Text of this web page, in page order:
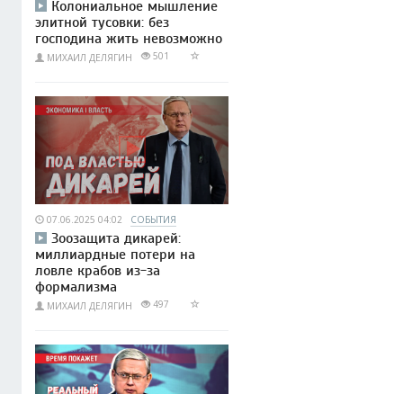
Колониальное мышление
элитной тусовки: без
господина жить невозможно
МИХАИЛ ДЕЛЯГИН 501
07.06.2025 04:02 СОБЫТИЯ
Зоозащита дикарей:
миллиардные потери на
ловле крабов из-за
формализма
МИХАИЛ ДЕЛЯГИН 497